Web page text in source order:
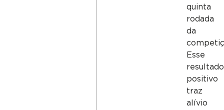
quinta
rodada
da
Esse
resultado
positivo
traz
alívio